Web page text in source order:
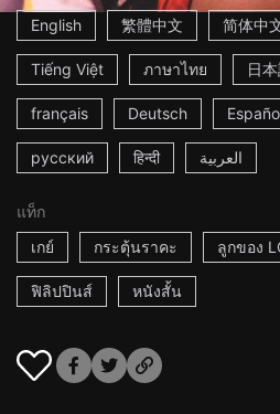
English
繁體中文 简体中
Tiếng Việt ภาษาไทย 日
français Deutsch
русский हिन्दी العربية
แท็ก
เกย์
กระตุ้นราคะ ลูกของ
ฟิลิปปินส์ หนังสั้น